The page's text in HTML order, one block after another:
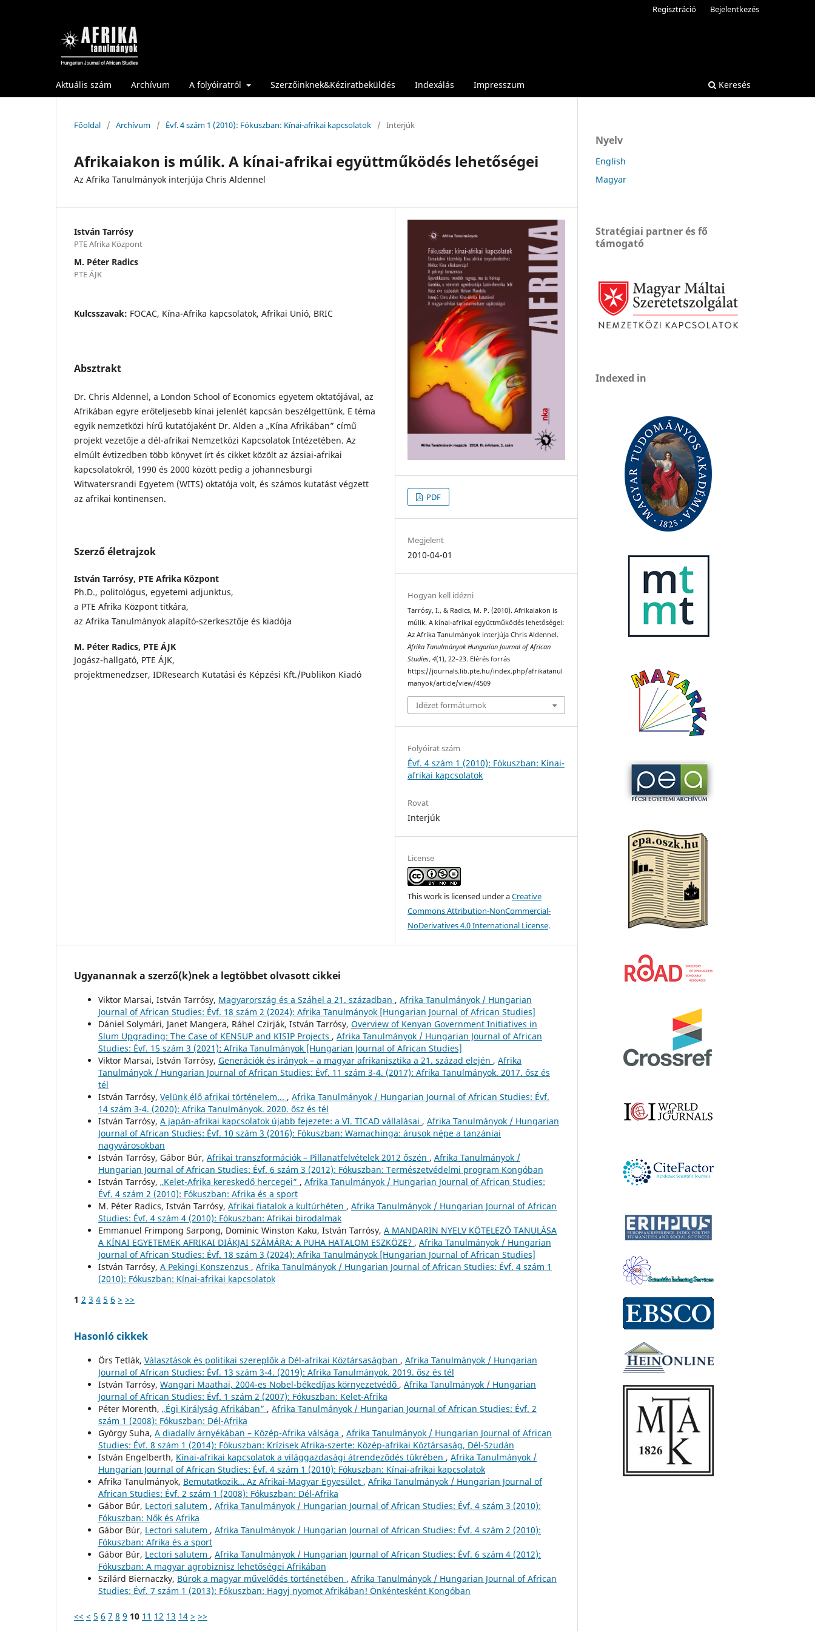
Aktuális szám Archívum A folyóiratról Szerzőinknek&Kéziratbeküldés Indexálás Impresszum Keresés
Regisztráció Bejelentkezés
Főoldal / Archívum / Évf. 4 szám 1 (2010): Fókuszban: Kínai-afrikai kapcsolatok / Interjúk
Afrikaiakon is múlik. A kínai-afrikai együttműködés lehetőségei
Az Afrika Tanulmányok interjúja Chris Aldennel
István Tarrósy
PTE Afrika Központ
M. Péter Radics
PTE ÁJK
Kulcsszavak: FOCAC, Kína-Afrika kapcsolatok, Afrikai Unió, BRIC
Absztrakt
Dr. Chris Aldennel, a London School of Economics egyetem oktatójával, az
Afrikában egyre erőteljesebb kínai jelenlét kapcsán beszélgettünk. E téma
egyik nemzetközi hírű kutatójaként Dr. Alden a „Kína Afrikában” című
projekt vezetője a dél-afrikai Nemzetközi Kapcsolatok Intézetében. Az
elmúlt évtizedben több könyvet írt és cikket közölt az ázsiai-afrikai
kapcsolatokról, 1990 és 2000 között pedig a johannesburgi
Witwatersrandi Egyetem (WITS) oktatója volt, és számos kutatást végzett
az afrikai kontinensen.
Szerző életrajzok
István Tarrósy, PTE Afrika Központ
Ph.D., politológus, egyetemi adjunktus,
a PTE Afrika Központ titkára,
az Afrika Tanulmányok alapító-szerkesztője és kiadója
M. Péter Radics, PTE ÁJK
Jogász-hallgató, PTE ÁJK,
projektmenedzser, IDResearch Kutatási és Képzési Kft./Publikon Kiadó
PDF
Megjelent
2010-04-01
Hogyan kell idézni
Tarrósy, I., & Radics, M. P. (2010). Afrikaiakon is
múlik. A kínai-afrikai együttműködés lehetőségei:
Az Afrika Tanulmányok interjúja Chris Aldennel.
Afrika Tanulmányok Hungarian Journal of African
Studies,4(1), 22–23. Elérés forrás
https://journals.lib.pte.hu/index.php/afrikatanul
manyok/article/view/4509
Idézet formátumok
Folyóirat szám
Évf. 4 szám 1 (2010): Fókuszban: Kínai-
afrikai kapcsolatok
Rovat
Interjúk
License
This work is licensed under aCreative
Commons Attribution-NonCommercial-
NoDerivatives 4.0 International License.
Ugyanannak a szerző(k)nek a legtöbbet olvasott cikkei
Viktor Marsai, István Tarrósy, Magyarország és a Száhel a 21. században , Afrika Tanulmányok / Hungarian
Journal of African Studies: Évf. 18 szám 2 (2024): Afrika Tanulmányok [Hungarian Journal of African Studies]
Dániel Solymári, Janet Mangera, Ráhel Czirják, István Tarrósy, Overview of Kenyan Government Initiatives in
Slum Upgrading: The Case of KENSUP and KISIP Projects , Afrika Tanulmányok / Hungarian Journal of African
Studies: Évf. 15 szám 3 (2021): Afrika Tanulmányok [Hungarian Journal of African Studies]
Viktor Marsai, István Tarrósy, Generációk és irányok – a magyar afrikanisztika a 21. század elején , Afrika
Tanulmányok / Hungarian Journal of African Studies: Évf. 11 szám 3-4. (2017): Afrika Tanulmányok. 2017. ősz és
tél
István Tarrósy, Velünk élő afrikai történelem... , Afrika Tanulmányok / Hungarian Journal of African Studies: Évf.
14 szám 3-4. (2020): Afrika Tanulmányok. 2020. ősz és tél
István Tarrósy, A japán-afrikai kapcsolatok újabb fejezete: a VI. TICAD vállalásai , Afrika Tanulmányok / Hungarian
Journal of African Studies: Évf. 10 szám 3 (2016): Fókuszban: Wamachinga: árusok népe a tanzániai
nagyvárosokban
István Tarrósy, Gábor Búr, Afrikai transzformációk – Pillanatfelvételek 2012 őszén , Afrika Tanulmányok /
Hungarian Journal of African Studies: Évf. 6 szám 3 (2012): Fókuszban: Természetvédelmi program Kongóban
István Tarrósy, „Kelet-Afrika kereskedő hercegei” , Afrika Tanulmányok / Hungarian Journal of African Studies:
Évf. 4 szám 2 (2010): Fókuszban: Afrika és a sport
M. Péter Radics, István Tarrósy, Afrikai fiatalok a kultúrhéten , Afrika Tanulmányok / Hungarian Journal of African
Studies: Évf. 4 szám 4 (2010): Fókuszban: Afrikai birodalmak
Emmanuel Frimpong Sarpong, Dominic Winston Kaku, István Tarrósy, A MANDARIN NYELV KÖTELEZŐ TANULÁSA
A KÍNAI EGYETEMEK AFRIKAI DIÁKJAI SZÁMÁRA: A PUHA HATALOM ESZKÖZE? , Afrika Tanulmányok / Hungarian
Journal of African Studies: Évf. 18 szám 3 (2024): Afrika Tanulmányok [Hungarian Journal of African Studies]
István Tarrósy, A Pekingi Konszenzus , Afrika Tanulmányok / Hungarian Journal of African Studies: Évf. 4 szám 1
(2010): Fókuszban: Kínai-afrikai kapcsolatok
1 2 3 4 5 6 > >>
Hasonló cikkek
Örs Tetlák, Választások és politikai szereplők a Dél-afrikai Köztársaságban , Afrika Tanulmányok / Hungarian
Journal of African Studies: Évf. 13 szám 3-4. (2019): Afrika Tanulmányok. 2019. ősz és tél
István Tarrósy, Wangari Maathai, 2004-es Nobel-békedíjas környezetvédõ , Afrika Tanulmányok / Hungarian
Journal of African Studies: Évf. 1 szám 2 (2007): Fókuszban: Kelet-Afrika
Péter Morenth, „Égi Királyság Afrikában” , Afrika Tanulmányok / Hungarian Journal of African Studies: Évf. 2
szám 1 (2008): Fókuszban: Dél-Afrika
György Suha, A diadalív árnyékában – Közép-Afrika válsága , Afrika Tanulmányok / Hungarian Journal of African
Studies: Évf. 8 szám 1 (2014): Fókuszban: Krízisek Afrika-szerte: Közép-afrikai Köztársaság, Dél-Szudán
István Engelberth, Kínai-afrikai kapcsolatok a világgazdasági átrendeződés tükrében , Afrika Tanulmányok /
Hungarian Journal of African Studies: Évf. 4 szám 1 (2010): Fókuszban: Kínai-afrikai kapcsolatok
Afrika Tanulmányok, Bemutatkozik… Az Afrikai-Magyar Egyesület , Afrika Tanulmányok / Hungarian Journal of
African Studies: Évf. 2 szám 1 (2008): Fókuszban: Dél-Afrika
Gábor Búr, Lectori salutem , Afrika Tanulmányok / Hungarian Journal of African Studies: Évf. 4 szám 3 (2010):
Fókuszban: Nők és Afrika
Gábor Búr, Lectori salutem , Afrika Tanulmányok / Hungarian Journal of African Studies: Évf. 4 szám 2 (2010):
Fókuszban: Afrika és a sport
Gábor Búr, Lectori salutem , Afrika Tanulmányok / Hungarian Journal of African Studies: Évf. 6 szám 4 (2012):
Fókuszban: A magyar agrobiznisz lehetőségei Afrikában
Szilárd Biernaczky, Búrok a magyar művelődés történetében , Afrika Tanulmányok / Hungarian Journal of African
Studies: Évf. 7 szám 1 (2013): Fókuszban: Hagyj nyomot Afrikában! Önkéntesként Kongóban
<< < 5 6 7 8 9 10 11 12 13 14 > >>
Nyelv
English
Magyar
Stratégiai partner és fő
támogató
Indexed in